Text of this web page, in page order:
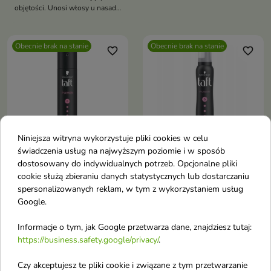
objętości. Unosi włosy u nasady,
Obecnie brak na stanie favorite_border
Schwarzkopf Taft
Power Lakier do
włosów Mega Strong
Lakier do włosów z mega
mocnym utrwaleniem do 72 h.
UV i wilgocią, nie skleja ani nie
Obecnie brak na stanie favorite_border
Schwarzkopf Taft
Power Cashmere
200 ml
Pianka do włosów o mocy 5/5,
przed uszkodzeniami i wilgocią,
Niniejsza witryna wykorzystuje pliki cookies w celu
świadczenia usług na najwyższym poziomie i w sposób
dostosowany do indywidualnych potrzeb. Opcjonalne pliki
cookie służą zbieraniu danych statystycznych lub dostarczaniu
spersonalizowanych reklam, w tym z wykorzystaniem usług
Google.
Informacje o tym, jak Google przetwarza dane, znajdziesz tutaj:
https://business.safety.google/privacy/.
Czy akceptujesz te pliki cookie i związane z tym przetwarzanie